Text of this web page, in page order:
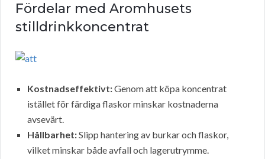
Fördelar med Aromhusets
stilldrinkkoncentrat
Kostnadseffektivt:Genom att köpa koncentrat
istället för färdiga flaskor minskar kostnaderna
avsevärt.
Hållbarhet:Slipp hantering av burkar och flaskor,
vilket minskar både avfall och lagerutrymme.